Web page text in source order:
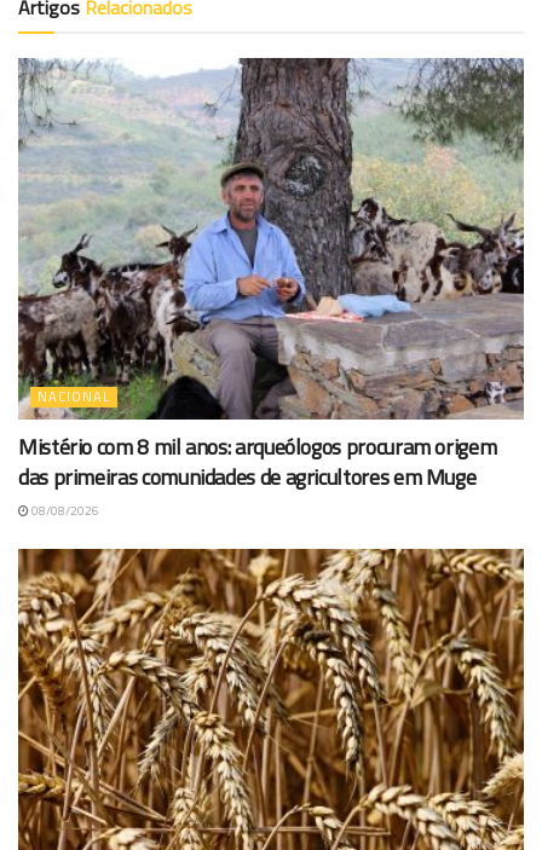
Artigos Relacionados
NACIONAL
Mistério com 8 mil anos: arqueólogos procuram origem
das primeiras comunidades de agricultores em Muge
08/08/2026